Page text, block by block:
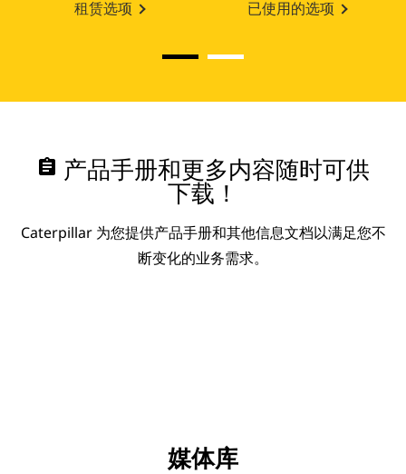
租赁选项 已使用的选项
assignment 产品手册和更多内容随时可供
下载！
Caterpillar 为您提供产品手册和其他信息文档以满足您不
断变化的业务需求。
媒体库